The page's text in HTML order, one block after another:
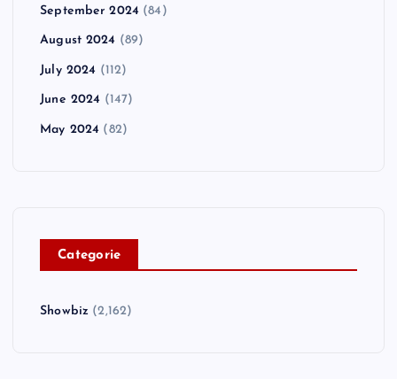
September 2024 (84)
August 2024 (89)
July 2024 (112)
June 2024 (147)
May 2024 (82)
Categorie
Showbiz (2,162)